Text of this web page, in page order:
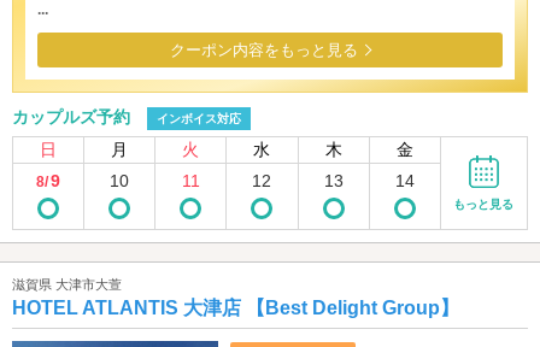
...
クーポン内容をもっと見る
カップルズ予約 インボイス対応
日 月 火 水 木 金
8/9 10 11 12 13 14
もっと見る
滋賀県 大津市大萱
HOTEL ATLANTIS 大津店 【Best Delight Group】